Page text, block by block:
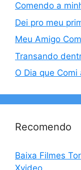
Comendo a
Dei pro meu
Meu Amigo
Transando
O Dia que
Recomendo
Baixa Filmes
Xvideo